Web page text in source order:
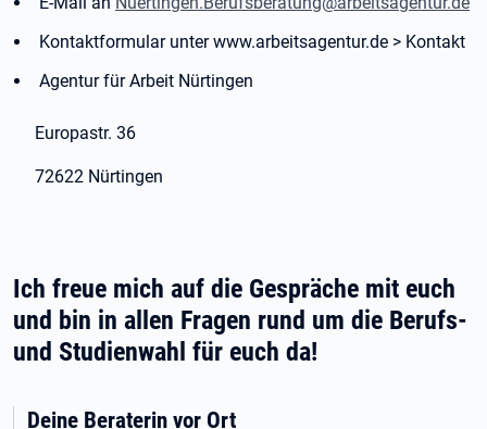
Kontaktformular unter www.arbeitsagentur.de > Kontakt
Agentur für Arbeit Nürtingen
Europastr. 36
72622 Nürtingen
Ich freue mich auf die Gespräche mit euch
und bin in allen Fragen rund um die Berufs-
und Studienwahl für euch da!
Deine Beraterin vor Ort